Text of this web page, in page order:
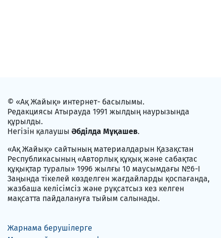
© «Ақ Жайық» интернет- басылымы.
Редакциясы Атырауда 1991 жылдың наурызында
құрылды.
Негізін қалаушы Әбділда Мұқашев.
«Ақ Жайық» сайтының материалдарын Қазақстан
Республикасының «Авторлық құқық және сабақтас
құқықтар туралы» 1996 жылғы 10 маусымдағы №6-I
Заңында тікелей көзделген жағдайларды қоспағанда,
жазбаша келісімсіз және рұқсатсыз кез келген
мақсатта пайдалануға тыйым салынады.
Жарнама берушілерге